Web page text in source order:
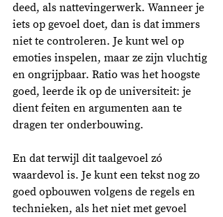
deed, als nattevingerwerk. Wanneer je
iets op gevoel doet, dan is dat immers
niet te controleren. Je kunt wel op
emoties inspelen, maar ze zijn vluchtig
en ongrijpbaar. Ratio was het hoogste
goed, leerde ik op de universiteit: je
dient feiten en argumenten aan te
dragen ter onderbouwing.
En dat terwijl dit taalgevoel zó
waardevol is. Je kunt een tekst nog zo
goed opbouwen volgens de regels en
technieken, als het niet met gevoel